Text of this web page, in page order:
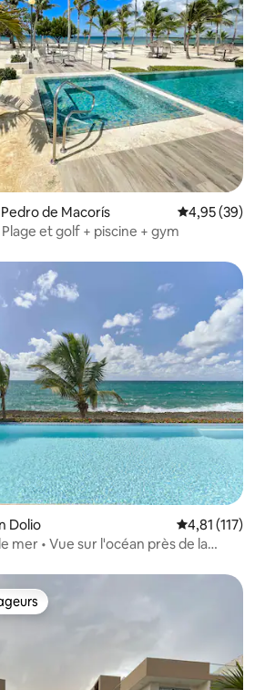
de Macorís Note
4,95 (39)
et golf + piscine + gym
Dolio Note
4,81 (117)
mer • Vue sur l'océan près de la